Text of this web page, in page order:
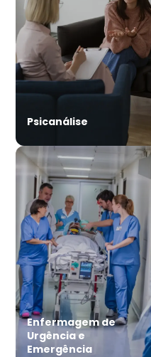
Psicanálise
Enfermagem de
Urgência e
Emergência